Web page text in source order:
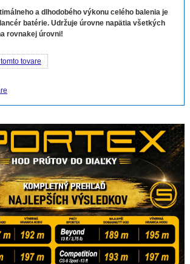
a dlhodobého výkonu celého balenia je
batérie. Udržuje úrovne napätia všetkých
rovnakej úrovni!
tovare